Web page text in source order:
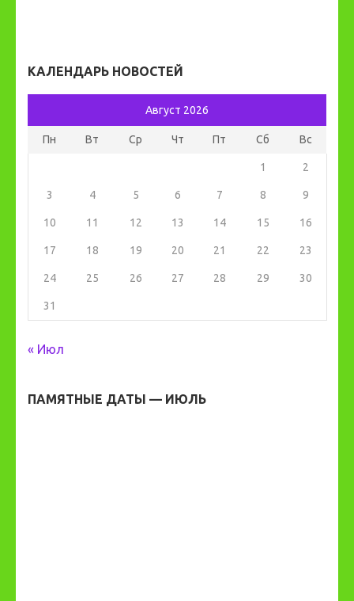
КАЛЕНДАРЬ НОВОСТЕЙ
Август 2026
Пн Вт Ср Чт Пт Сб Вс
1 2
3 4 5 6 7 8 9
10 11 12 13 14 15 16
17 18 19 20 21 22 23
24 25 26 27 28 29 30
31
« Июл
ПАМЯТНЫЕ ДАТЫ — ИЮЛЬ